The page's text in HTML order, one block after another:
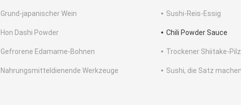
Grund-japanischer Wein Sushi-Reis-Essig
Hon Dashi Powder Chili Powder Sauce
Gefrorene Edamame-Bohnen Trockener Shiitake-Pilz
Nahrungsmitteldienende Werkzeuge Sushi, die Satz